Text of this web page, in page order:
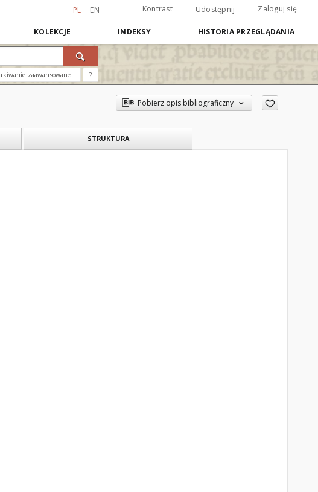
PL EN Kontrast Udostępnij Zaloguj się
KOLEKCJE INDEKSY HISTORIA PRZEGLĄDANIA
zaawansowane ?
Pobierz opis bibliograficzny
STRUKTURA